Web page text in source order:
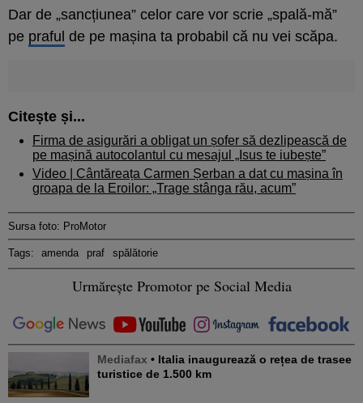
Dar de „sancțiunea” celor care vor scrie „spală-mă”
pe praful de pe mașina ta probabil că nu vei scăpa.
Citește și...
Firma de asigurări a obligat un șofer să dezlipească de
pe mașină autocolantul cu mesajul „Isus te iubește”
Video | Cântăreața Carmen Șerban a dat cu mașina în
groapa de la Eroilor: „Trage stânga rău, acum”
Sursa foto: ProMotor
Tags: amenda praf spălătorie
Urmărește Promotor pe Social Media
Mediafax • Italia inaugurează o rețea de trasee
turistice de 1.500 km